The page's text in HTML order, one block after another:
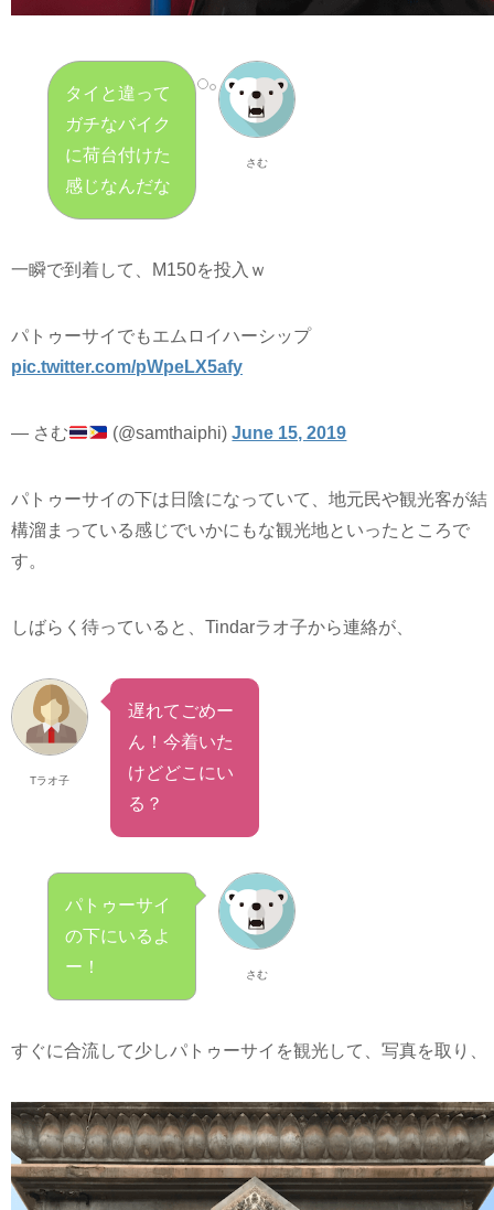
さむ
タイと違って
ガチなバイク
に荷台付けた
感じなんだな
一瞬で到着して、M150を投入ｗ
パトゥーサイでもエムロイハーシップ
pic.twitter.com/pWpeLX5afy
— さむ (@samthaiphi)June 15, 2019
パトゥーサイの下は日陰になっていて、地元民や観光客が結
構溜まっている感じでいかにもな観光地といったところで
す。
しばらく待っていると、Tindarラオ子から連絡が、
Tラオ子
遅れてごめー
ん！今着いた
けどどこにい
る？
さむ
パトゥーサイ
の下にいるよ
ー！
すぐに合流して少しパトゥーサイを観光して、写真を取り、